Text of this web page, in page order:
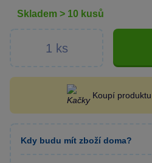
skladem > 10 kusů
Koupí
Kdy budu mít zboží doma?